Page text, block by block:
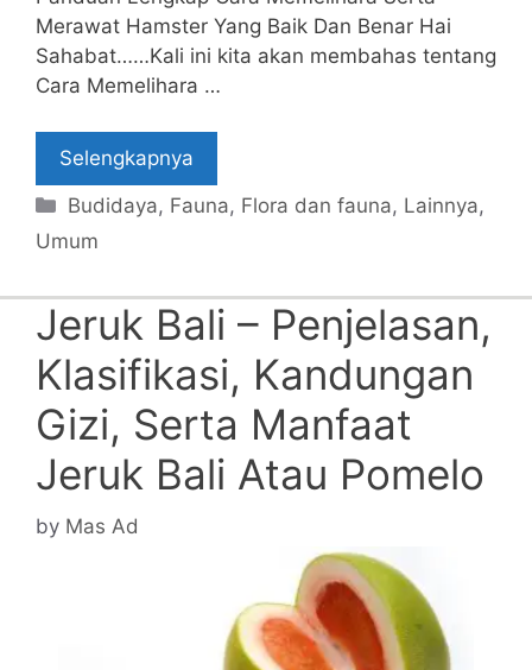
Merawat Hamster Yang Baik Dan Benar Hai
Sahabat……Kali ini kita akan membahas tentang
Cara Memelihara …
Selengkapnya
Categories
Budidaya, Fauna, Flora dan fauna, Lainnya,
Umum
Jeruk Bali – Penjelasan,
Klasifikasi, Kandungan
Gizi, Serta Manfaat
Jeruk Bali Atau Pomelo
by Mas Ad